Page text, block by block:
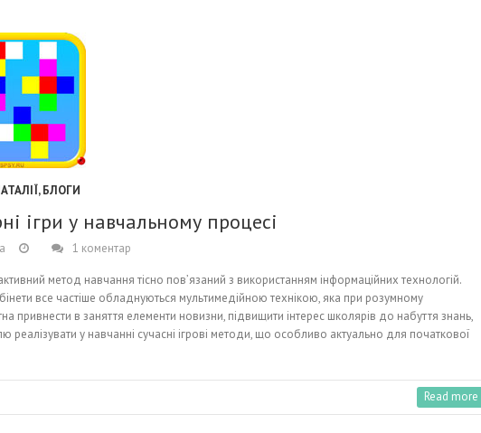
,БЛОГИ
ігри у навчальному процесі
1 коментар
метод навчання тісно пов’язаний з використанням інформаційних технологій.
все частіше обладнуються мультимедійною технікою, яка при розумному
привнести в заняття елементи новизни, підвищити інтерес школярів до набуття знань,
реалізувати у навчанні сучасні ігрові методи, що особливо актуально для початкової
Read more